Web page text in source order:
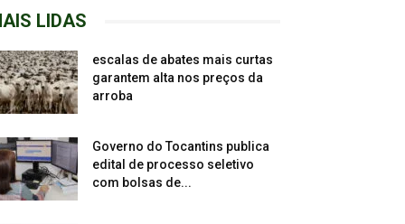
LIDAS
escalas de abates mais curtas
garantem alta nos preços da
arroba
Governo do Tocantins publica
edital de processo seletivo
com bolsas de...